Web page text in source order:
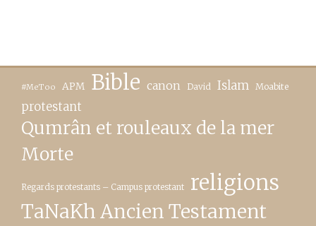
#MeToo APM Bible canon David Islam Moabite
protestant
Qumrân et rouleaux de la mer
Morte
Regards protestants – Campus protestant religions
TaNaKh Ancien Testament